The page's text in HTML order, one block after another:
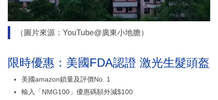
（圖片來源：YouTube@廣東小地膽）
限時優惠：美國FDA認證 激光生髮頭盔
美國amazon鎖量及評價No. 1
輸入「NMG100」優惠碼額外減$100